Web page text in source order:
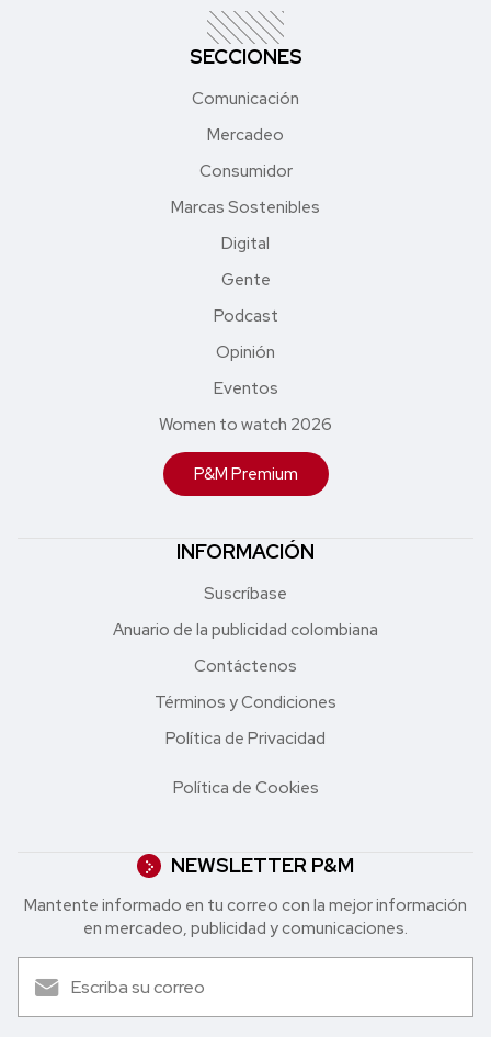
SECCIONES
Comunicación
Mercadeo
Consumidor
Marcas Sostenibles
Digital
Gente
Podcast
Opinión
Eventos
Women to watch 2026
P&M Premium
INFORMACIÓN
Suscríbase
Anuario de la publicidad colombiana
Contáctenos
Términos y Condiciones
Política de Privacidad
Política de Cookies
NEWSLETTER P&M
Mantente informado en tu correo con la mejor in formación
en mercadeo, publicidad y comunicaciones.